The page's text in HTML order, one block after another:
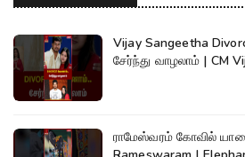
Vijay Sangeetha
சேர்ந்து வாழலாம் | CM
ராமேஸ்வரம் கோவில்